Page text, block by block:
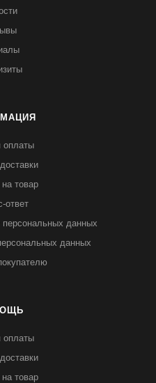
оплаты
на товар
ответ
персональных данных
данных
оплаты
на товар